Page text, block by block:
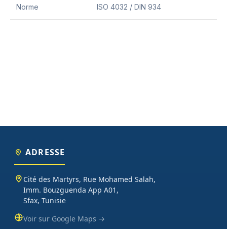
Norme ISO 4032 / DIN 934
ADRESSE
Cité des Martyrs, Rue Mohamed Salah,
Imm. Bouzguenda App A01,
Sfax, Tunisie
Voir sur Google Maps →